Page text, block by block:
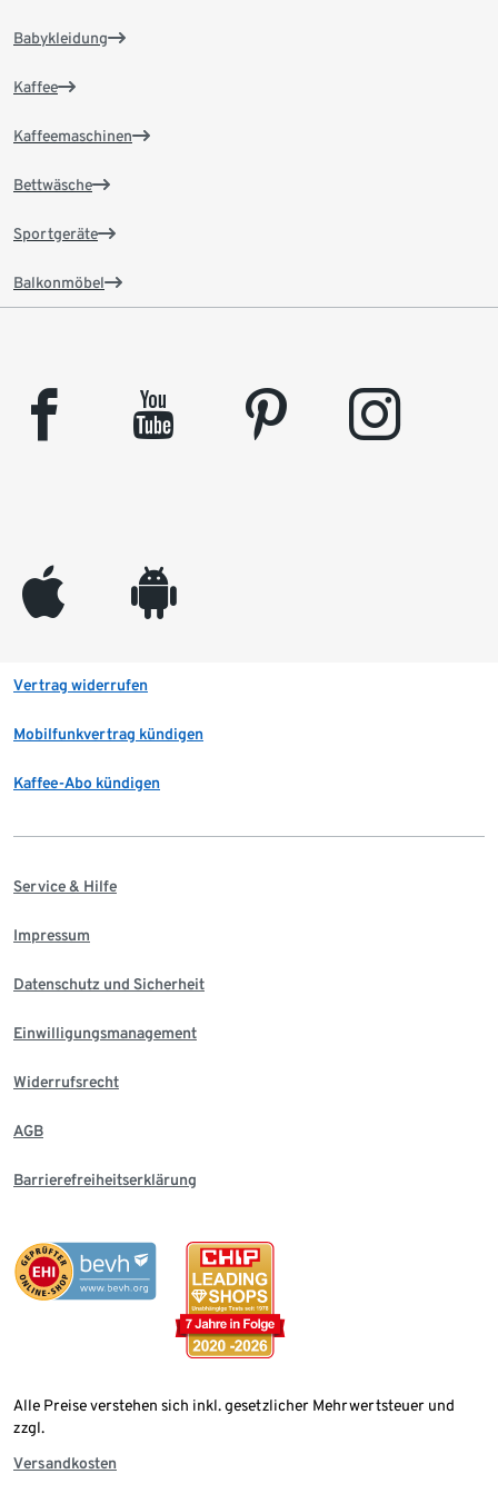
Babykleidung
Kaffee
Kaffeemaschinen
Bettwäsche
Sportgeräte
Balkonmöbel
facebook youtube pinterest instagram
appleinc android
Vertrag widerrufen
Mobilfunkvertrag kündigen
Kaffee-Abo kündigen
Service & Hilfe
Impressum
Datenschutz und Sicherheit
Einwilligungsmanagement
Widerrufsrecht
AGB
Barrierefreiheitserklärung
Alle Preise verstehen sich inkl. gesetzlicher Mehrwertsteuer und
zzgl.
Versandkosten